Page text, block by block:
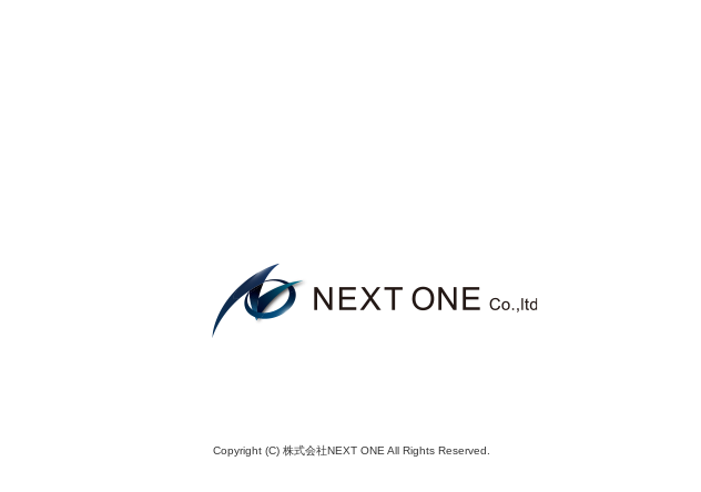
Copyright (C) 株式会社NEXT ONE All Rights Reserved.